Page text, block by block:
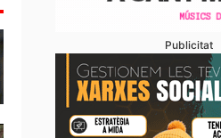
Publicitat